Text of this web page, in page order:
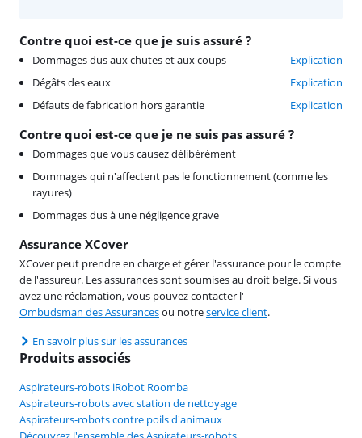
Contre quoi est-ce que je suis assuré ?
Dommages dus aux chutes et aux coups
Explication
Dégâts des eaux
Explication
Défauts de fabrication hors garantie
Explication
Contre quoi est-ce que je ne suis pas assuré ?
Dommages que vous causez délibérément
Dommages qui n'affectent pas le fonctionnement (comme les
rayures)
Dommages dus à une négligence grave
Assurance XCover
XCover peut prendre en charge et gérer l'assurance pour le compte
de l'assureur. Les assurances sont soumises au droit belge. Si vous
avez une réclamation, vous pouvez contacter l'
Ombudsman des Assurancesou notreservice client.
En savoir plus sur les assurances
Produits associés
Aspirateurs-robots iRobot Roomba
Aspirateurs-robots avec station de nettoyage
Aspirateurs-robots contre poils d'animaux